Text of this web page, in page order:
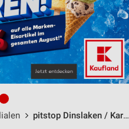
pitstop Dinslaken / Karl-Heinz-Klingen-Str. 22 - Öffnungszeiten & Adresse